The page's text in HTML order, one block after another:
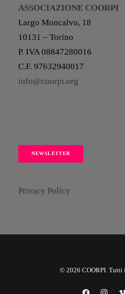
ASSOCIAZIONE COORPI
Largo Moncalvo, 18
10131 – Torino
P. IVA 08847280016
C.F. 97632940017
info@coorpi.org
NEWSLETTER
Privacy Policy
© 2026 COORPI.